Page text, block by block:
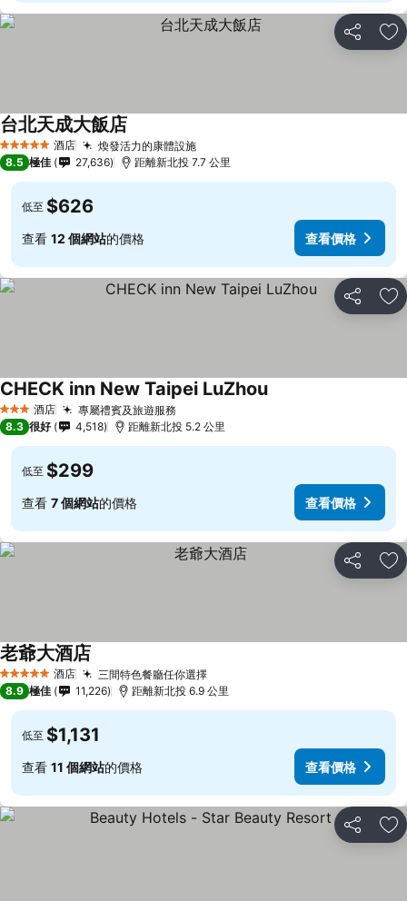
分享 放
5 星級 酒店 煥發活力的康體設施
台北天成大飯店
8.5 極佳 27,636 距離新北投 7.7 公里
低至 $626
查看 12 個網站的價格 查看價格
分享 放
3 星級 酒店 專屬禮賓及旅遊服務
CHECK inn New Taipei LuZhou
8.3 很好 4,518 距離新北投 5.2 公里
低至 $299
查看 7 個網站的價格 查看價格
分享 放
5 星級 酒店 三間特色餐廳任你選擇
老爺大酒店
8.9 極佳 11,226 距離新北投 6.9 公里
低至 $1,131
查看 11 個網站的價格 查看價格
分享 放